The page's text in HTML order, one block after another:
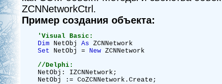
ZCNNetworkCtrl.
Пример создания объекта:
    'Visual Basic:
Dim NetObj As ZCNNetwork
Set NetObj = New ZCNNetwork
//Delphi:
    NetObj: IZCNNetwork;
    NetObj := CoZCNNetwork.Create;